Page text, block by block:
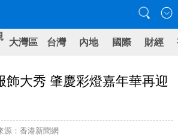
大灣區 台灣 內地 國際 財經
飾大秀 肇慶彩燈嘉年華再迎
源：香港新聞網